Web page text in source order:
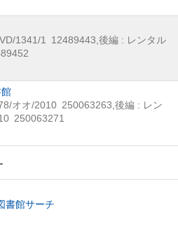
1341/1 12489443 後編 : レンタル
オオ/2010 250063263 後編 : レン
250063271
書館サーチ